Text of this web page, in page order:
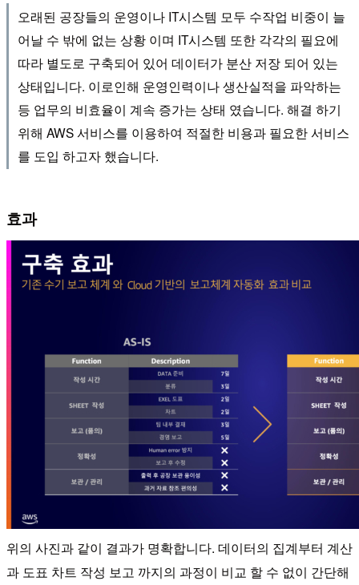
오래된 공장들의 운영이나 IT시스템 모두 수작업 비중이 늘
어날 수 밖에 없는 상황 이며 IT시스템 또한 각각의 필요에
따라 별도로 구축되어 있어 데이터가 분산 저장 되어 있는
상태입니다. 이로인해 운영인력이나 생산실적을 파악하는
등 업무의 비효율이 계속 증가는 상태 였습니다. 해결 하기
위해 AWS 서비스를 이용하여 적절한 비용과 필요한 서비스
를 도입 하고자 했습니다.
효과
위의 사진과 같이 결과가 명확합니다. 데이터의 집계부터 계산
과 도표 차트 작성 보고 까지의 과정이 비교 할 수 없이 간단해